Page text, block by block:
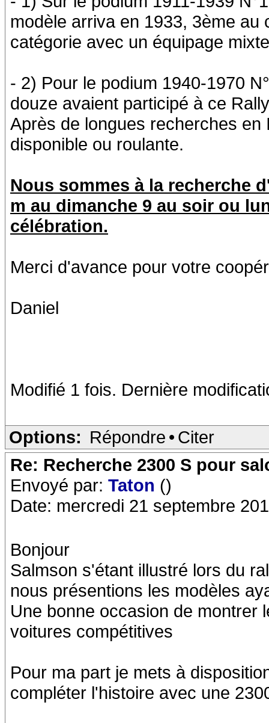
modèle arriva en 1933, 3ème
catégorie avec un équipage
- 2) Pour le podium 1940-1970
douze avaient participé à ce
Après de longues recherches
disponible ou roulante.
Nous sommes à la recherche
m au dimanche 9 au soir ou
célébration.
Merci d'avance pour votre
Daniel
Modifié 1 fois. Dernière
Options: Répondre • Citer
Re: Recherche 2300 S pour
Envoyé par: Taton ()
Date: mercredi 21 septembre
Bonjour
Salmson s'étant illustré lors du
nous présentions les modèles
Une bonne occasion de montrer
voitures compétitives
Pour ma part je mets à
compléter l'histoire avec une